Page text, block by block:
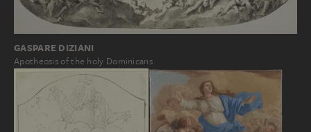
GASPARE DIZIANI
Apotheosis of the holy Dominicans